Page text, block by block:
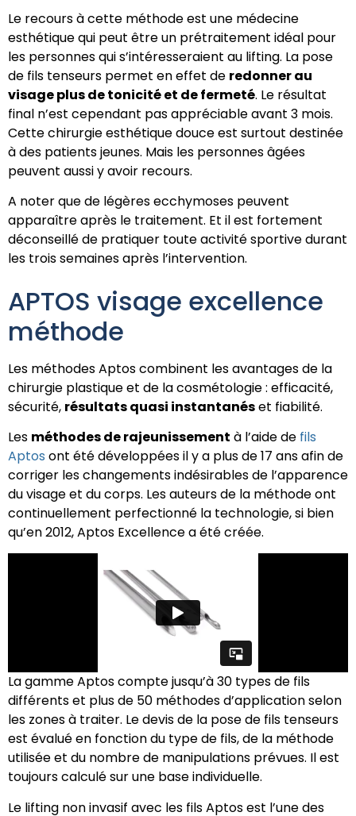
Le recours à cette méthode est une médecine
esthétique qui peut être un prétraitement idéal pour
les personnes qui s’intéresseraient au lifting. La pose
de fils tenseurs permet en effet de redonner au
visage plus de tonicité et de fermeté. Le résultat
final n’est cependant pas appréciable avant 3 mois.
Cette chirurgie esthétique douce est surtout destinée
à des patients jeunes. Mais les personnes âgées
peuvent aussi y avoir recours.
A noter que de légères ecchymoses peuvent
apparaître après le traitement. Et il est fortement
déconseillé de pratiquer toute activité sportive durant
les trois semaines après l’intervention.
APTOS visage excellence
méthode
Les méthodes Aptos combinent les avantages de la
chirurgie plastique et de la cosmétologie : efficacité,
sécurité, résultats quasi instantanéset fiabilité.
Les méthodes de rajeunissement à l’aide de fils
Aptos ont été développées il y a plus de 17 ans afin de
corriger les changements indésirables de l’apparence
du visage et du corps. Les auteurs de la méthode ont
continuellement perfectionné la technologie, si bien
qu’en 2012, Aptos Excellence a été créée.
La gamme Aptos compte jusqu’à 30 types de fils
différents et plus de 50 méthodes d’application selon
les zones à traiter. Le devis de la pose de fils tenseurs
est évalué en fonction du type de fils, de la méthode
utilisée et du nombre de manipulations prévues. Il est
toujours calculé sur une base individuelle.
Le lifting non invasif avec les fils Aptos est l’une des